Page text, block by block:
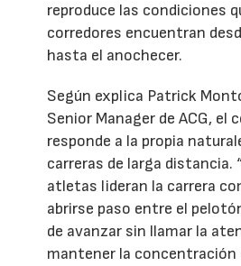
reproduce las condiciones
corredores encuentran
hasta el anochecer.
Según explica Patrick
Senior Manager de ACG, el
responde a la propia
carreras de larga distancia.
atletas lideran la carrera
abrirse paso entre el
de avanzar sin llamar la
mantener la concentración